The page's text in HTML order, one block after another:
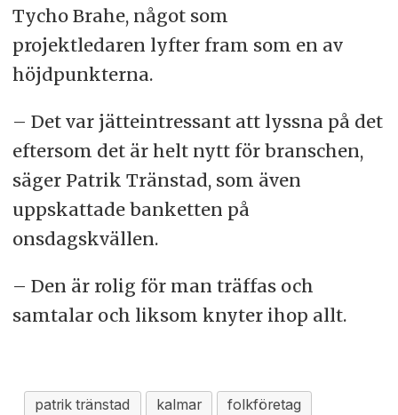
Tycho Brahe, något som
projektledaren lyfter fram som en av
höjdpunkterna.
– Det var jätteintressant att lyssna på det
eftersom det är helt nytt för branschen,
säger Patrik Tränstad, som även
uppskattade banketten på
onsdagskvällen.
– Den är rolig för man träffas och
samtalar och liksom knyter ihop allt.
patrik tränstad kalmar
folkföretag